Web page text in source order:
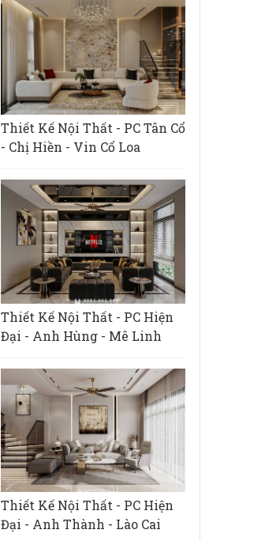
Thiết Kế Nội Thất - PC Tân Cổ
- Chị Hiền - Vin Cổ Loa
Thiết Kế Nội Thất - PC Hiện
Đại - Anh Hùng - Mê Linh
Thiết Kế Nội Thất - PC Hiện
Đại - Anh Thành - Lào Cai